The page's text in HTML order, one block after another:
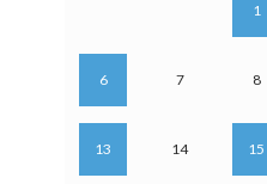
1
6 7 8
13 14 15